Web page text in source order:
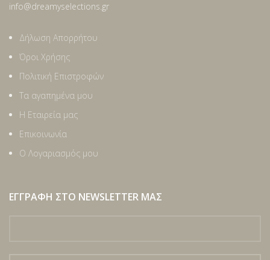
info@dreamyselections.gr
Δήλωση Απορρήτου
Όροι Χρήσης
Πολιτική Επιστροφών
Τα αγαπημένα μου
Η Εταιρεία μας
Επικοινωνία
Ο Λογαριασμός μου
ΕΓΓΡΑΦΉ ΣΤΟ NEWSLETTER ΜΑΣ